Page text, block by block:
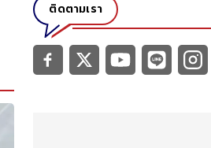
ติดตามเรา